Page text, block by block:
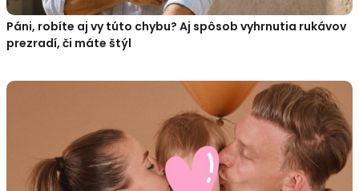
Páni, robíte aj vy túto chybu? Aj spôsob vyhrnutia rukávov
prezradí, či máte štýl